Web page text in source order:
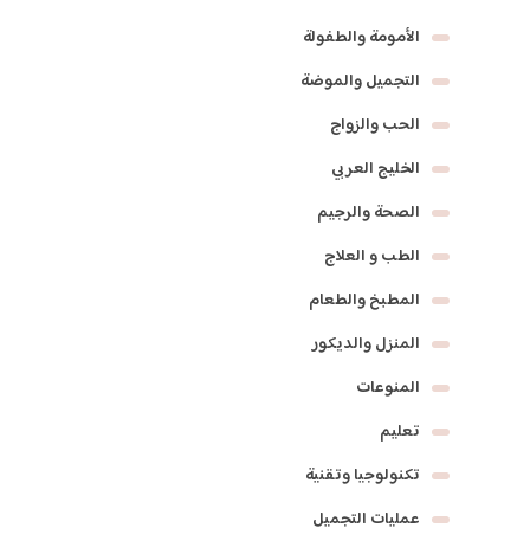
الأمومة والطفولة
التجميل والموضة
الحب والزواج
الخليج العربي
الصحة والرجيم
الطب و العلاج
المطبخ والطعام
المنزل والديكور
المنوعات
تعليم
تكنولوجيا وتقنية
عمليات التجميل